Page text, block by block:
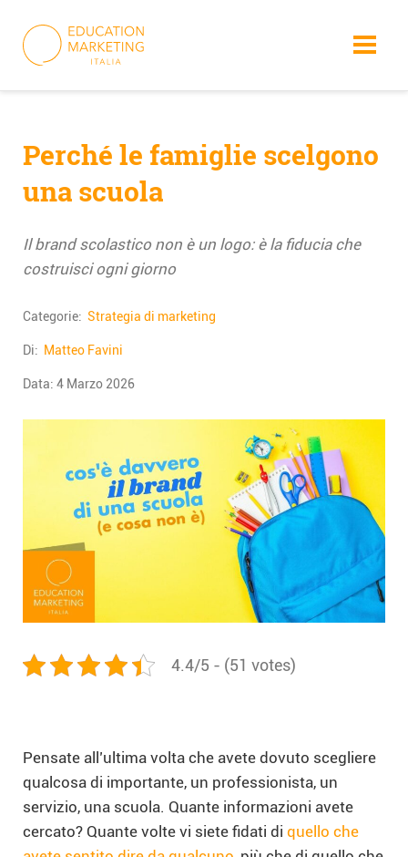
content
Perché le famiglie scelgono
una scuola
Il brand scolastico non è un logo: è la fiducia che
costruisci ogni giorno
Categorie: Strategia di marketing
Di: Matteo Favini
Data: 4 Marzo 2026
4.4/5 - (51 votes)
Pensate all’ultima volta che avete dovuto scegliere
qualcosa di importante, un professionista, un
servizio, una scuola. Quante informazioni avete
cercato? Quante volte vi siete fidati di quello che